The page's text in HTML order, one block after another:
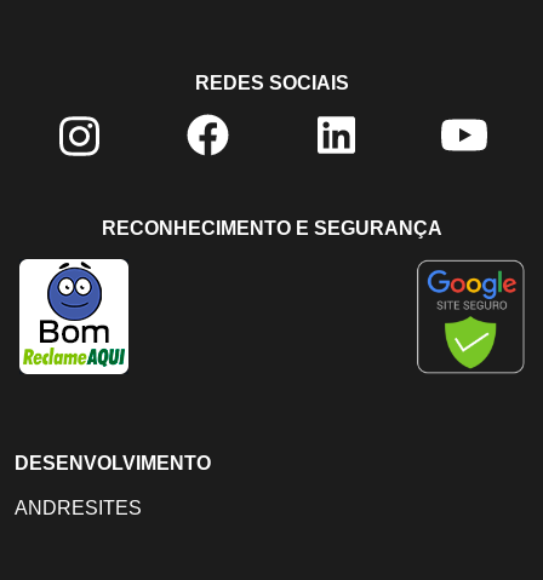
REDES SOCIAIS
RECONHECIMENTO E SEGURANÇA
DESENVOLVIMENTO
ANDRESITES